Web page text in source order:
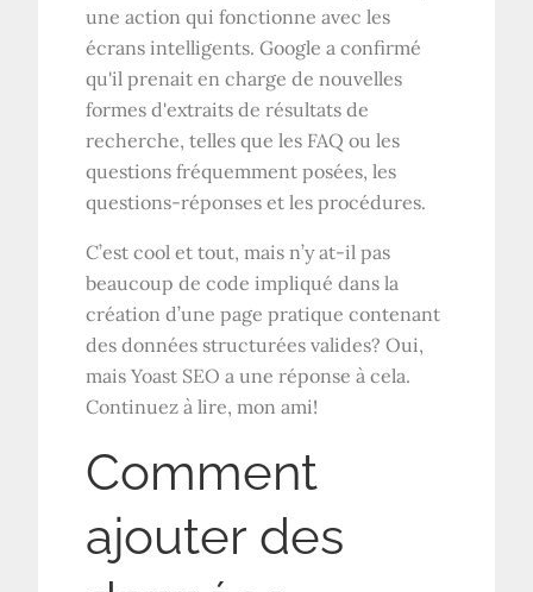
une action qui fonctionne avec les
écrans intelligents. Google a confirmé
qu'il prenait en charge de nouvelles
formes d'extraits de résultats de
recherche, telles que les FAQ ou les
questions fréquemment posées, les
questions-réponses et les procédures.
C’est cool et tout, mais n’y at-il pas
beaucoup de code impliqué dans la
création d’une page pratique contenant
des données structurées valides? Oui,
mais Yoast SEO a une réponse à cela.
Continuez à lire, mon ami!
Comment
ajouter des